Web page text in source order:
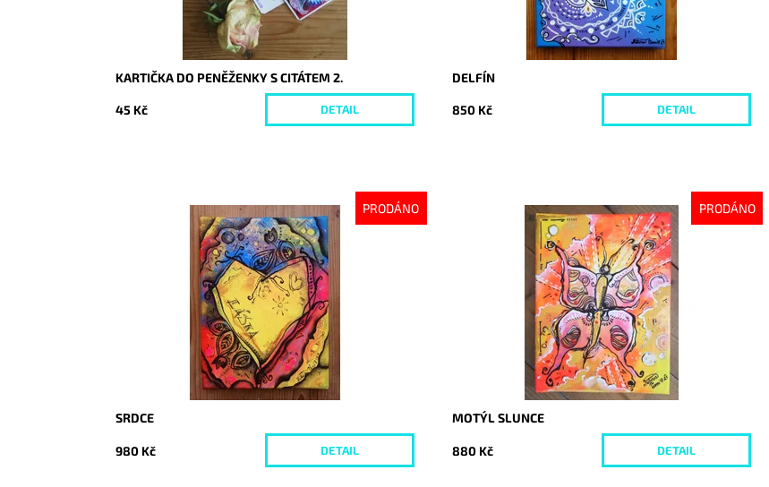
KARTIČKA DO PENĚŽENKY S CITÁTEM 2.
45 Kč DETAIL
DELFÍN
850 Kč DETAIL
PRODÁNO
Vyprodáno
4321
SRDCE
980 Kč DETAIL
PRODÁNO
Vyprodáno
4331
MOTÝL SLUNCE
880 Kč DETAIL